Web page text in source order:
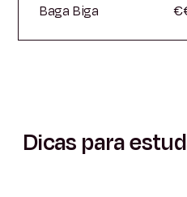
Baga Biga
Dicas para